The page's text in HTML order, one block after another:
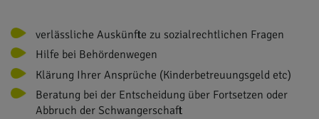
verlässliche Auskünfte zu sozialrechtlichen Fragen
Hilfe bei Behördenwegen
Klärung Ihrer Ansprüche (Kinderbetreuungsgeld etc)
Beratung bei der Entscheidung über Fortsetzen oder
Abbruch der Schwangerschaft